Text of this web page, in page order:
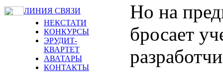
ЛИНИЯ СВЯЗИ
НЕКСТАТИ
КОНКУРСЫ
ЭРУДИТ-
КВАРТЕТ
АВАТАРЫ
КОНТАКТЫ
Но на
бросает